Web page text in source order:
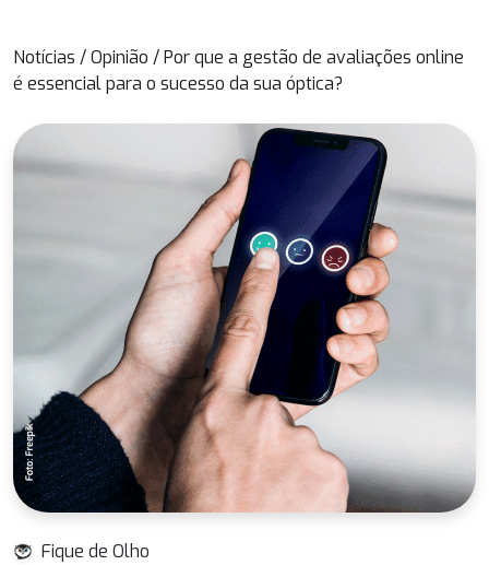
Notícias /Opinião /Por que a gestão de avaliações online
é essencial para o sucesso da sua óptica?
Fique de Olho